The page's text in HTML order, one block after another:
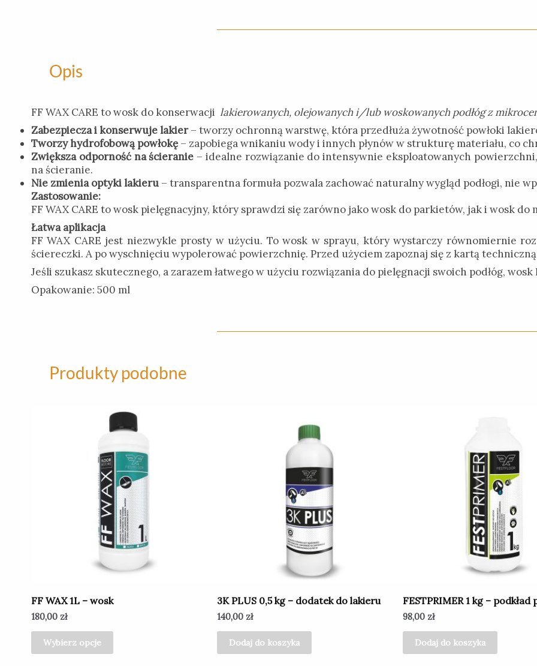
Opis
FF WAX CARE to wosk do konserwacji lakierowanych, olejowanych i/lub woskowanych podłóg z
Zabezpiecza i konserwuje lakier– tworzy ochronną warstwę, która przedłuża żywotność powłoki
Tworzy hydrofobową powłokę – zapobiega wnikaniu wody i innych płynów w strukturę materiału, co
Zwiększa odporność na ścieranie – idealne rozwiązanie do intensywnie eksploatowanych
na ścieranie.
Nie zmienia optyki lakieru – transparentna formuła pozwala zachować naturalny wygląd podłogi, nie
Zastosowanie:
FF WAX CARE to wosk pielęgnacyjny, który sprawdzi się zarówno jako wosk do parkietów, jak i wosk
Łatwa aplikacja
FF WAX CARE jest niezwykle prosty w użyciu. To wosk w sprayu, który wystarczy równomiernie
ściereczki. A po wyschnięciu wypolerować powierzchnię. Przed użyciem zapoznaj się z kartą
Jeśli szukasz skutecznego, a zarazem łatwego w użyciu rozwiązania do pielęgnacji swoich podłóg, wosk
Opakowanie: 500 ml
Produkty podobne
FF WAX 1L – wosk
180,00 zł
Wybierz opcje
3K PLUS 0,5 kg – dodatek do lakieru
140,00 zł
Dodaj do koszyka
FESTPRIMER 1 kg – podkład
98,00 zł
Dodaj do koszyka